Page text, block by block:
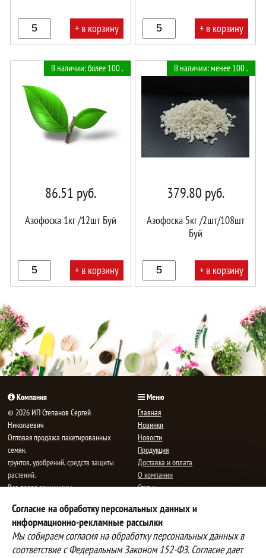
+ в корзину
+ в корзину
В наличии: более 100 .
86.51 руб.
Азофоска 1кг /12шт Буй
+ в корзину
корзине!
В наличии: менее 100 .
379.80 руб.
Азофоска 5кг /2шт/108шт
Буй
+ в корзину
Согласие на обработку персональных данных и
информационно-рекламные рассылки
Мы собираем согласия на обработку персональных данных в
соответствие с Федеральным Законом 152-ФЗ. Согласие дает
Компания
© 2026 ИП Степанов Сергей
Николаевич
Oптовая продажа пакетированных
семян,
грунтов, удобрений, средств защиты
растений.
Все права защищены.
E-mail:mail@semenauspeha.ru
Телефон: +7 (8352) 28-80-34
Адрес: г. Чебоксары, пр. Мира 76 А
Меню
Главная
Новинки
Новости
Продукция
Доставка и оплата
О компании
Статьи